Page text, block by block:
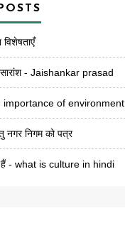
सारांश - Jaishankar prasad
- importance of environment
नगर निगम को पत्र
- what is culture in hindi